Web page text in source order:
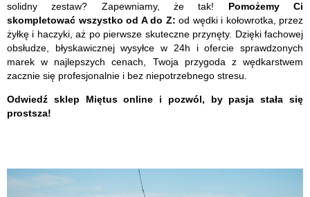
solidny zestaw? Zapewniamy, że tak! Pomożemy Ci
skompletować wszystko od A do Z: od wędki i kołowrotka, przez
żyłkę i haczyki, aż po pierwsze skuteczne przynęty. Dzięki fachowej
obsłudze, błyskawicznej wysyłce w 24h i ofercie sprawdzonych
marek w najlepszych cenach, Twoja przygoda z wędkarstwem
zacznie się profesjonalnie i bez niepotrzebnego stresu.
Odwiedź sklep Miętus online i pozwól, by pasja stała się
prostsza!